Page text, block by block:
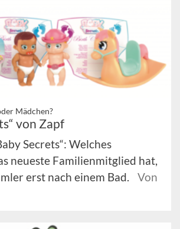
Mädchen?
von Zapf
Secrets“: Welches
neueste Familienmitglied hat,
erst nach einem Bad.
Von